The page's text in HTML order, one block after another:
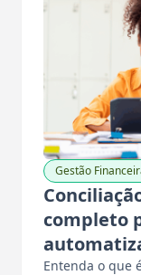
Gestão
completo
Entenda o que